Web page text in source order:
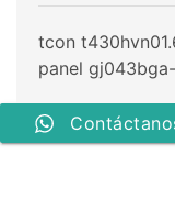
tcon
panel